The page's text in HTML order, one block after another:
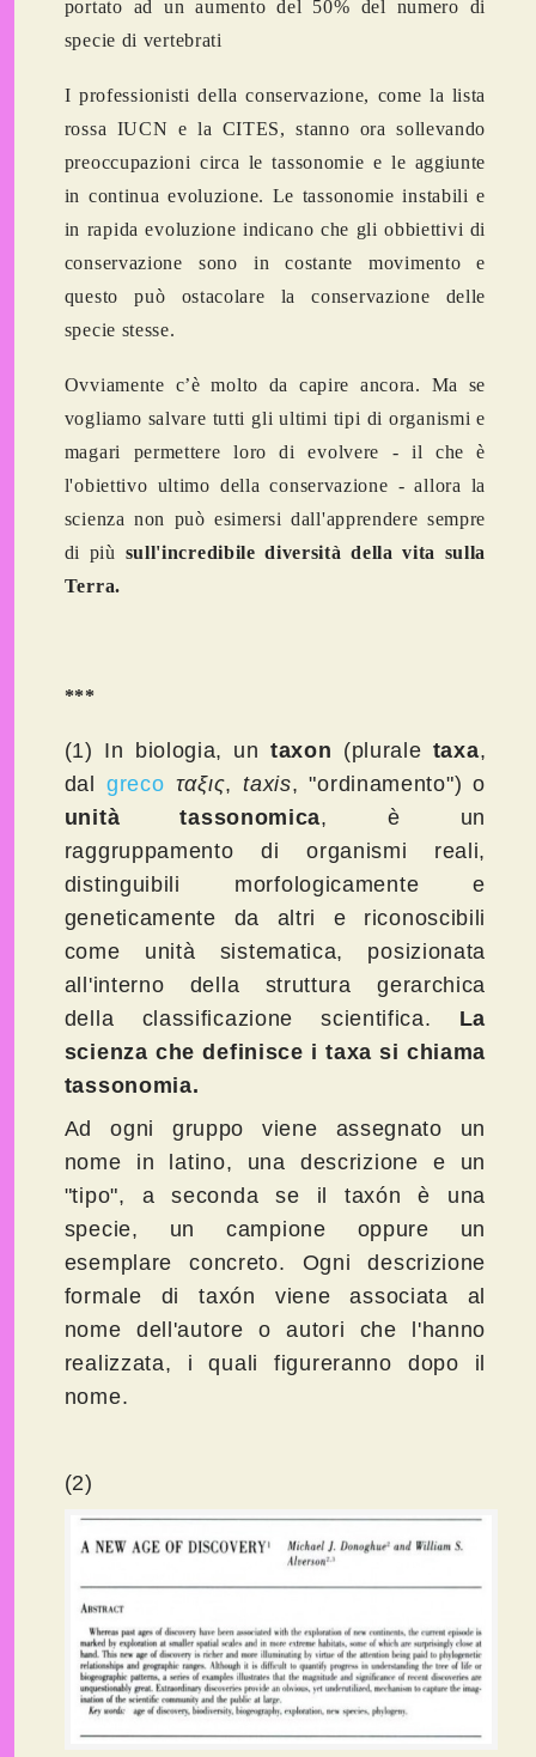
portato adun aumento del 50% del numero di
specie di vertebrati
I professionisti della conservazione, come la lista
rossa IUCN e la CITES, stanno ora sollevando
preoccupazioni circa le tassonomie e le aggiunte
in continua evoluzione. Le tassonomie instabili e
in rapida evoluzione indicano che gli obbiettivi di
conservazione sono in costante movimento e
questo può ostacolare la conservazione delle
specie stesse.
Ovviamente c’è molto da capire ancora. Ma se
vogliamo salvare tutti gli ultimi tipi di organismi e
magari permettere loro di evolvere - il che è
l'obiettivo ultimo della conservazione - allora la
scienza non può esimersi dall'apprendere sempre
di più sull'incredibile diversità della vita sulla
Terra.
***
(1) In biologia, untaxon (plurale taxa,
dalgreco ταξις,taxis, "ordinamento") o
unità tassonomica, è un
raggruppamento diorganismi reali,
distinguibili morfologicamente e
geneticamente da altri e riconoscibili
come unità sistematica, posizionata
all'interno della struttura gerarchica
della classificazione scientifica. La
scienza che definisce i taxa si chiama
tassonomia.
Ad ogni gruppo viene assegnato un
nome in latino, una descrizione e un
"tipo", a seconda se il taxón è una
specie, un campione oppure un
esemplare concreto. Ogni descrizione
formale di taxón viene associata al
nome dell'autore o autori che l'hanno
realizzata, i quali figureranno dopo il
nome.
(2)